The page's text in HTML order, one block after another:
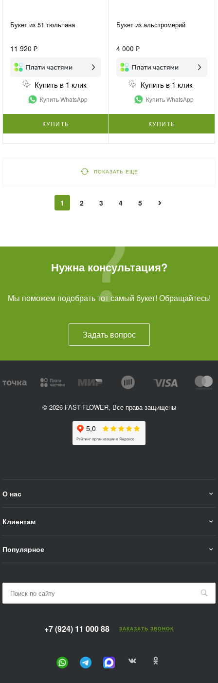
Букет из 51 тюльпана
11 920 ₽
Купить в 1 клик
Купить WhatsApp
КУПИТЬ
Букет из альстромерий
4 000 ₽
Купить в 1 клик
Купить WhatsApp
КУПИТЬ
ПОКАЗАТЬ ЕЩЕ
1 2 3 4 5
Нужна консультация?
Мы поможем подобрать тот самый букет! Обращайтесь!
Задать вопрос
© 2026 FAST-FLOWER, Все права защищены
О нас
Клиентам
Популярное
+7 (924) 11 000 88 ЗАКАЗАТЬ ЗВОНОК